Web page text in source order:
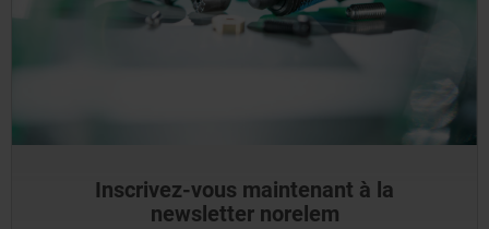
Inscrivez-vous maintenant à la
newsletter norelem